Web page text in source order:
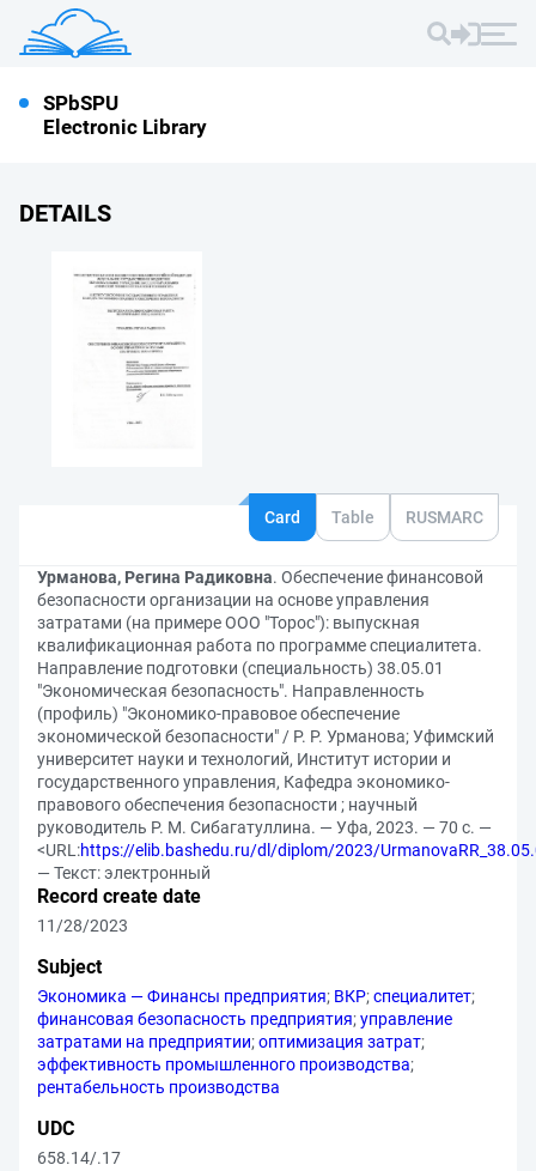
SPbSPU
Electronic Library
DETAILS
Card Table RUSMARC
Урманова, Регина Радиковна. Обеспечение финансовой
безопасности организации на основе управления
затратами (на примере ООО "Торос"): выпускная
квалификационная работа по программе специалитета.
Направление подготовки (специальность) 38.05.01
"Экономическая безопасность". Направленность
(профиль) "Экономико-правовое обеспечение
экономической безопасности" / Р. Р. Урманова; Уфимский
университет науки и технологий, Институт истории и
государственного управления, Кафедра экономико-
правового обеспечения безопасности ; научный
руководитель Р. М. Сибагатуллина. — Уфа, 2023. — 70 с. —
<URL:https://elib.bashedu.ru/dl/diplom/2023/
— Текст: электронный
Record create date
11/28/2023
Subject
Экономика — Финансы предприятия; ВКР;специалитет;
финансовая безопасность предприятия;управление
затратами на предприятии;оптимизация затрат;
эффективность промышленного производства;
рентабельность производства
UDC
658.14/.17